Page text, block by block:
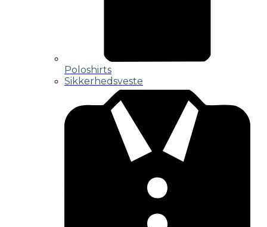
Poloshirts
Sikkerhedsveste